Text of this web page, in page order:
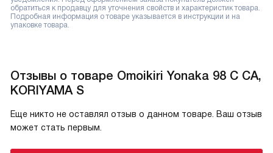
обратиться к продавцу для уточнения свойств и характеристик товара.
Подробная информация о товаре указывается в инструкции и на
упаковке товара.
Отзывы о товаре Omoikiri Yonaka 98 C CA,
KORIYAMA S
Еще никто не оставлял отзыв о данном товаре. Ваш отзыв
может стать первым.